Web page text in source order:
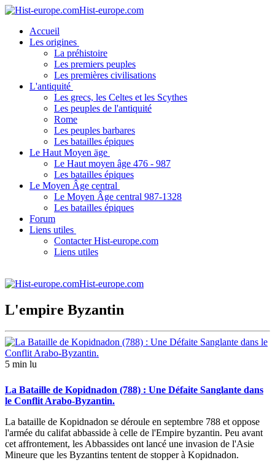
Hist-europe.com
Accueil
Les origines
La préhistoire
Les premiers peuples
Les premières civilisations
L'antiquité
Les grecs, les Celtes et les Scythes
Les peuples de l'antiquité
Rome
Les peuples barbares
Les batailles épiques
Le Haut Moyen äge
Le Haut moyen âge 476 - 987
Les batailles épiques
Le Moyen Âge central
Le Moyen Âge central 987-1328
Les batailles épiques
Forum
Liens utiles
Contacter Hist-europe.com
Liens utiles
Hist-europe.com
L'empire Byzantin
5 min lu
La Bataille de Kopidnadon (788) : Une Défaite Sanglante dans
le Conflit Arabo-Byzantin.
La bataille de Kopidnadon se déroule en septembre 788 et oppose
l'armée du califat abbasside à celle de l'Empire byzantin. Peu avant
cet affrontement, les Abbassides ont lancé une invasion de l'Asie
Mineure que les Byzantins tentent de stopper à Kopidnadon.